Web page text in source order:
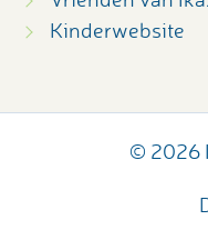
Kinderwebsite
© 2026